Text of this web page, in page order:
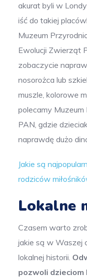
akurat byli w
iść do takiej
Muzeum
Ewolucji Zwierząt
zobaczycie
nosorożca lub
muszle, kolorowe
polecamy
PAN, gdzie
naprawdę dużo
Jakie są
rodziców
Lokalne
Czasem warto
jakie są w Waszej
lokalnej historii.
pozwoli dzieciom